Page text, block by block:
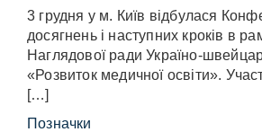
3 грудня у м. Київ відбулася
досягнень і наступних кроків в
Наглядової ради Україно-
«Розвиток медичної освіти».
[…]
Позначки